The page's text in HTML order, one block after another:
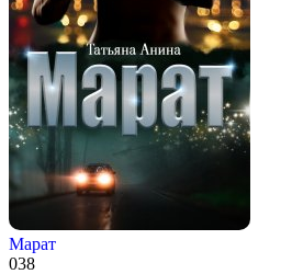
Марат
038